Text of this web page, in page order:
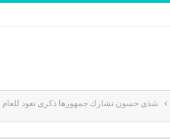
شذى حسون تشارك جمهورها ذكرى تعود للعام 2007